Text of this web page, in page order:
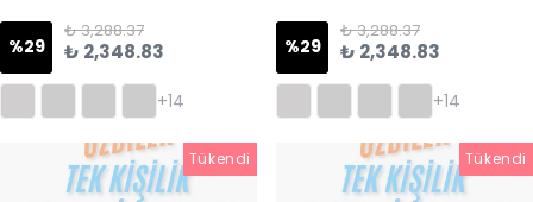
%29
₺ 3,288.37
₺ 2,348.83
+14
%29
₺ 3,288.37
₺ 2,348.83
+14
Tükendi Tükendi
Tükendi